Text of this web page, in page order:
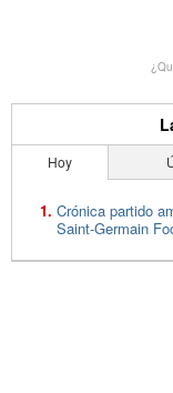
Hoy
Crónica partido
Saint-Germain